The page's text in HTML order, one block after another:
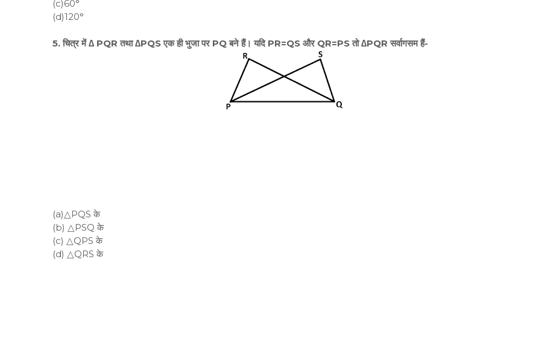
(c)60°
(d)120°
5. चित्र में ∆ PQR तथा ∆PQS एक ही भुजा पर PQ बने हैं। यदि PR=QS और QR=PS तो ∆PQR सर्वागसम हैं-
(a)△PQS के
(b) △PSQ के
(c) △QPS के
(d) △QRS के